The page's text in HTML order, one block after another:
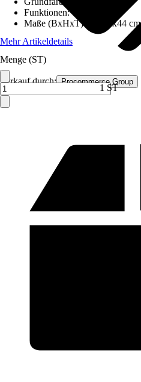
Verkauf durch: Procommerce Group
Funktionen:-
Maße (BxHxT)
68x48x44 cm
Mehr Artikeldetails
Menge (ST)
1 ST